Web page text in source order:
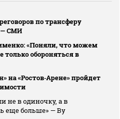
по трансферу
— СМИ
«Поняли, что можем
только обороняться в
на «Ростов‑Арене» пройдет
не в одиночку, а в
еще больше» — Ву